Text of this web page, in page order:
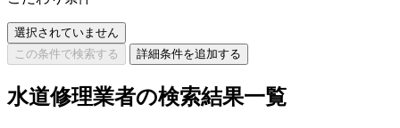
選択されていません
この条件で検索する
詳細条件を追加する
水道修理業者の検索結果一覧